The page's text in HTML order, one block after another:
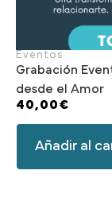
Eventos
Grabación
desde el Amor
40,00€
Añadir al